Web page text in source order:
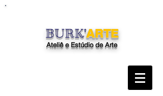
"O Ateliê Burk'Arte é uma escola, um
espaço de arte, com aulas,
BURK'ARTE
Ateliê e Estúdio de Arte